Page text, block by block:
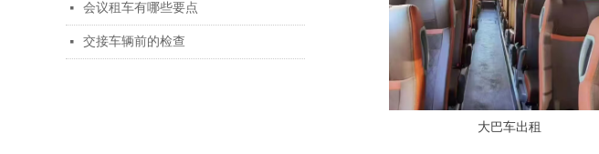
넷 会议租车有哪些要点
넷 交接车辆前的检查
大巴车出租